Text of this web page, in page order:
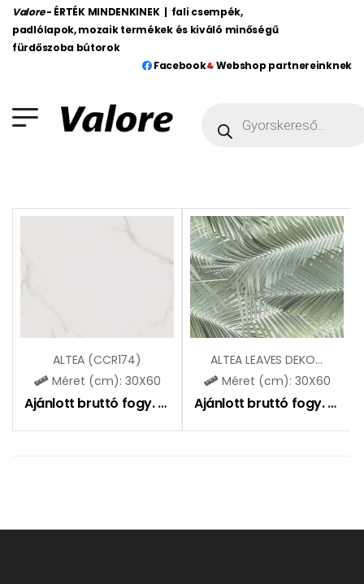
Valore - ÉRTÉK MINDENKINEK | fali csempék,
padlólapok, mozaik termékek és kiváló minőségű
fürdőszoba bútorok
Facebook
Webshop partnereinknek
ALTEA (CCR174)
Méret (cm): 30X60
Ajánlott bruttó fogy. ár: 9590Ft
ALTEA LEAVES DEKOR (CCR211)
Méret (cm): 30X60
Ajánlott bruttó fogy. ár: